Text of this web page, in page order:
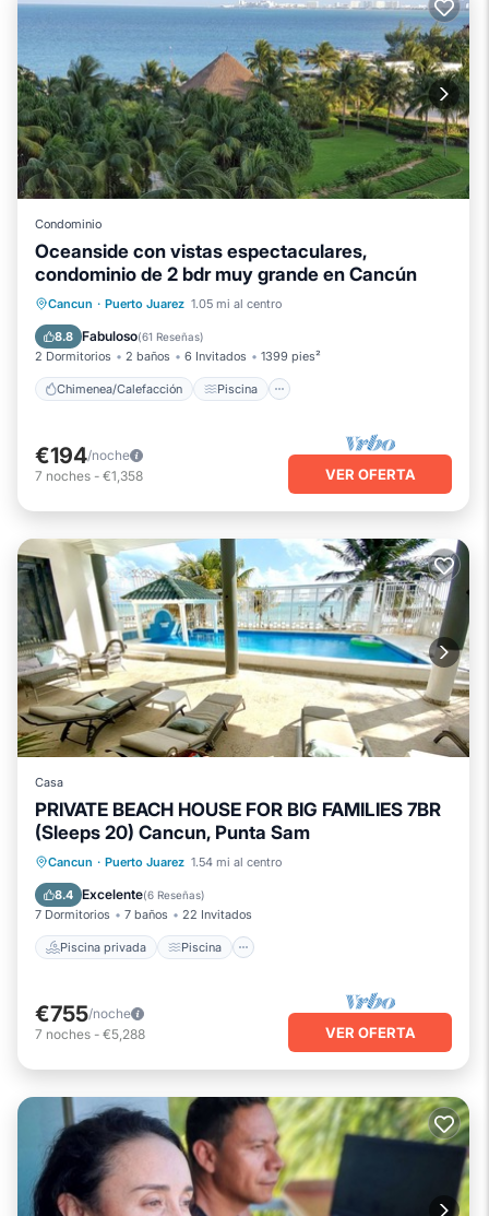
Condominio
Oceanside con vistas espectaculares,
condominio de 2 bdr muy grande en Cancún
Cancun · Puerto Juarez 1.05 mi al centro
8.8 Fabuloso(61 Reseñas)
2 Dormitorios 2 baños 6 Invitados 1399 pies²
Chimenea/Calefacción Piscina
Chimenea/Calefacción
Piscina
Vista al mar
€194/noche
7 noches - €1,358 VER OFERTA
Casa
PRIVATE BEACH HOUSE FOR BIG FAMILIES 7BR
(Sleeps 20) Cancun, Punta Sam
Cancun · Puerto Juarez 1.54 mi al centro
8.4 Excelente(6 Reseñas)
7 Dormitorios 7 baños 22 Invitados
Piscina privada Piscina
Piscina privada
Piscina
Vista al mar
€755/noche
7 noches - €5,288 VER OFERTA